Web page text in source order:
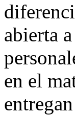
abierta
en el